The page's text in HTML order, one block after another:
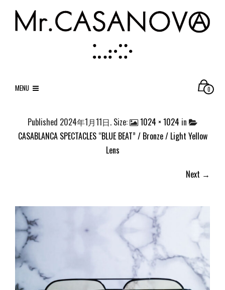
MENU 0
Published 2024年1月11日. Size: 1024 × 1024 in
CASABLANCA SPECTACLES “BLUE BEAT” / Bronze / Light Yellow
Lens
Next →